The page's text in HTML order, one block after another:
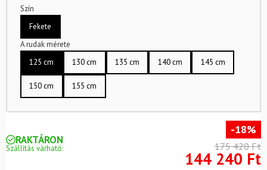
Szín
Fekete
A rudak mérete
125 cm
130 cm 135 cm 140 cm 145 cm
150 cm 155 cm
RAKTÁRON
Szállítás várható:
-18%
175 420 Ft
144 240 Ft